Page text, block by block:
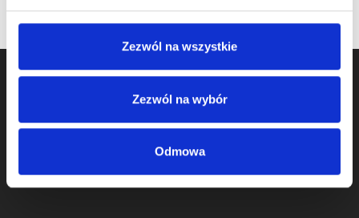
Zezwól na wszystkie
Zezwól na wybór
Odmowa